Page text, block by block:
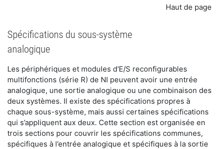
Haut de page
Spécifications du sous-système
analogique
Les périphériques et modules d'E/S reconfigurables
multifonctions (série R) de NI peuvent avoir une entrée
analogique, une sortie analogique ou une combinaison des
deux systèmes. Il existe des spécifications propres à
chaque sous-système, mais aussi certaines spécifications
qui s’appliquent aux deux. Cette section est organisée en
trois sections pour couvrir les spécifications communes,
spécifiques à l’entrée analogique et spécifiques à la sortie